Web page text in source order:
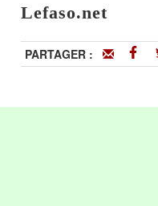
Lefaso.net
PARTAGER :